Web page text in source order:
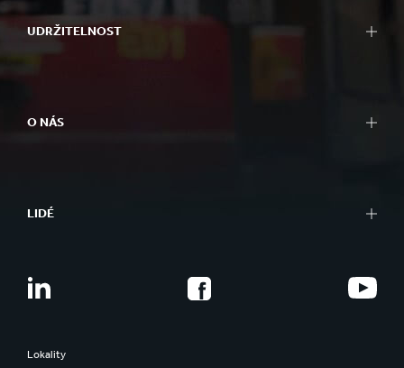
UDRŽITELNOST
O NÁS
LIDÉ
Lokality